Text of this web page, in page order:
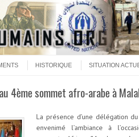
HISTORIQUE SITUATION
4ème sommet afro-arabe à
La présence d’une délégation
envenimé l’ambiance à